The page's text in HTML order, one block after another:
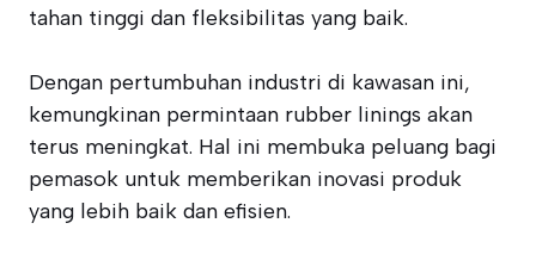
tahan tinggi dan fleksibilitas yang baik.
Dengan pertumbuhan industri di kawasan ini,
kemungkinan permintaan rubber linings akan
terus meningkat. Hal ini membuka peluang bagi
pemasok untuk memberikan inovasi produk
yang lebih baik dan efisien.